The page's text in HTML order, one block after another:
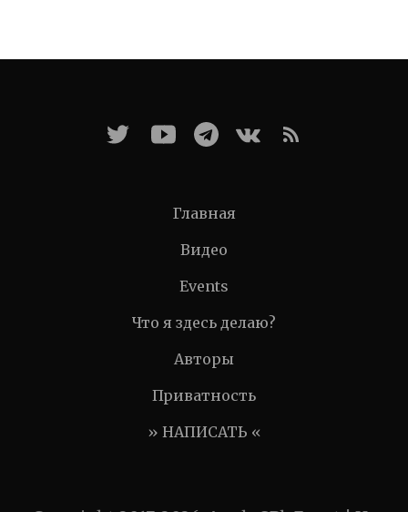
Главная
Видео
Events
Что я здесь делаю?
Авторы
Приватность
» НАПИСАТЬ «